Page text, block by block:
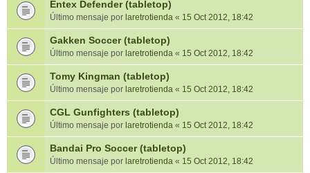
Entex Defender (tabletop)
Último mensaje por laretrotienda « 15 Oct 2012, 18:42
Gakken Soccer (tabletop)
Último mensaje por laretrotienda « 15 Oct 2012, 18:42
Tomy Kingman (tabletop)
Último mensaje por laretrotienda « 15 Oct 2012, 18:42
CGL Gunfighters (tabletop)
Último mensaje por laretrotienda « 15 Oct 2012, 18:42
Bandai Pro Soccer (tabletop)
Último mensaje por laretrotienda « 15 Oct 2012, 18:42